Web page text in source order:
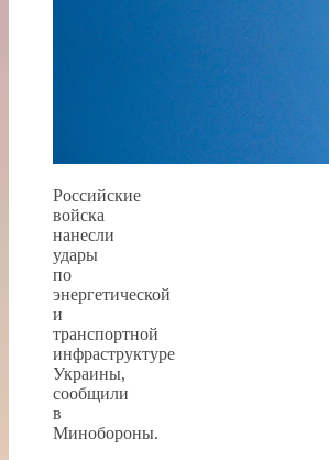
Российские
войска
нанесли
удары
по
энергетической
и
транспортной
инфраструктуре
Украины,
сообщили
в
Минобороны.